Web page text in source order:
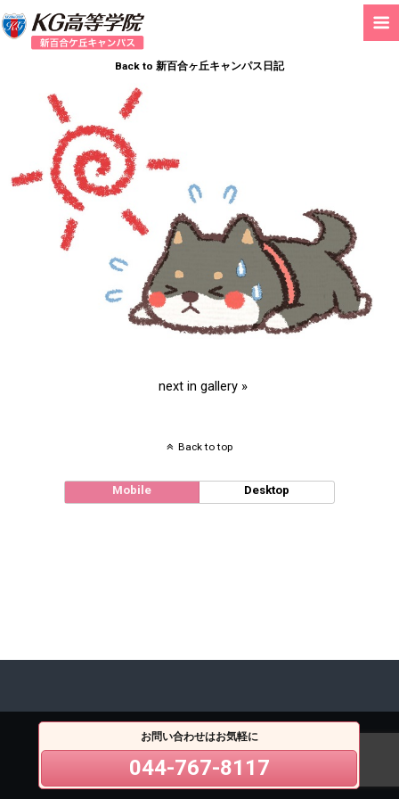
Back to 新百合ヶ丘キャンパス日記
next in gallery »
Back to top
Mobile Desktop
お問い合わせはお気軽に
044-767-8117